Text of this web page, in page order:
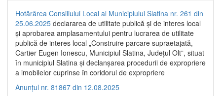
Hotărârea Consiliului Local al Municipiului Slatina nr. 261 din
25.06.2025 declararea de utilitate publică și de interes local
și aprobarea amplasamentului pentru lucrarea de utilitate
publică de interes local „Construire parcare supraetajată,
Cartier Eugen Ionescu, Municipiul Slatina, Județul Olt”, situat
în municipiul Slatina și declanșarea procedurii de expropriere
a imobilelor cuprinse în coridorul de expropriere
Anunțul nr. 81867 din 12.08.2025